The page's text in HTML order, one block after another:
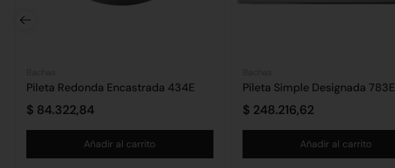
Pileta Redonda Encastrada 434E
$ 84.322,84
Añadir al carrito
Pileta Simple Designada 783E
$ 248.216,62
Añadir al carrito